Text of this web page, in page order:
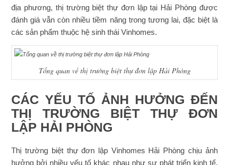
địa phương, thị trường biệt thự đơn lập tại Hải Phòng được
đánh giá vẫn còn nhiều tiềm năng trong tương lai, đặc biệt là
các sản phẩm thuộc hệ sinh thái Vinhomes.
Tổng quan về thị trường biệt thự đơn lập Hải Phòng
CÁC YẾU TỐ ẢNH HƯỞNG ĐẾN
THỊ TRƯỜNG BIỆT THỰ ĐƠN
LẬP HẢI PHÒNG
Thị trường biệt thự đơn lập Vinhomes Hải Phòng chịu ảnh
hưởng bởi nhiều yếu tố khác nhau như sự phát triển kinh tế,